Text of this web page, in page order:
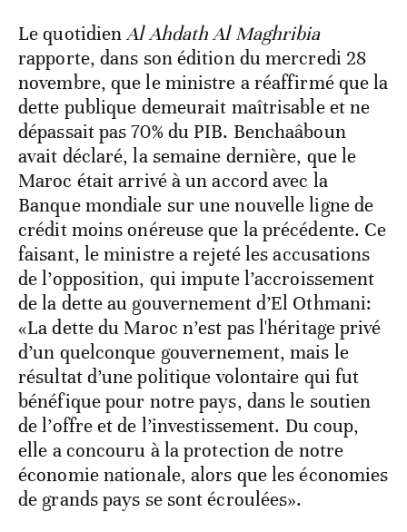
Le quotidienAl Ahdath Al Maghribia
rapporte, dans son édition du mercredi 28
novembre, que le ministre a réaffirmé que la
dette publique demeurait maîtrisable et ne
dépassait pas 70% du PIB. Benchaâboun
avait déclaré, la semaine dernière, que le
Maroc était arrivé à un accord avec la
Banque mondiale sur une nouvelle ligne de
crédit moins onéreuse que la précédente. Ce
faisant, le ministre a rejeté les accusations
de l’opposition, qui impute l’accroissement
de la dette au gouvernement d’El Othmani:
«La dette du Maroc n’est pas l'héritage privé
d’un quelconque gouvernement, mais le
résultat d’une politique volontaire qui fut
bénéfique pour notre pays, dans le soutien
de l’offre et de l’investissement. Du coup,
elle a concouru à la protection de notre
économie nationale, alors que les économies
de grands pays se sont écroulées».